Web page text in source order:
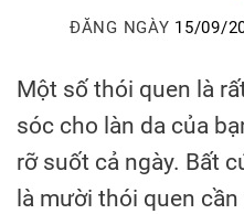
ĐĂNG NGÀY 15/09/
Một số thói quen là
sóc cho làn da của
rỡ suốt cả ngày. Bất
là mười thói quen